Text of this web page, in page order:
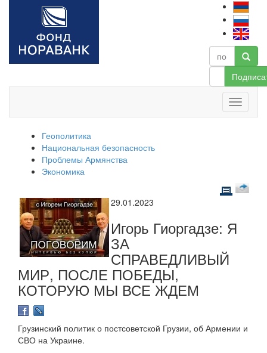
Геополитика
Национальная безопасность
Проблемы Армянства
Экономика
29.01.2023
Игорь Гиоргадзе: Я
ЗА
СПРАВЕДЛИВЫЙ
МИР, ПОСЛЕ ПОБЕДЫ,
КОТОРУЮ МЫ ВСЕ ЖДЕМ
Грузинский политик о постсоветской Грузии, об Армении и
СВО на Украине.